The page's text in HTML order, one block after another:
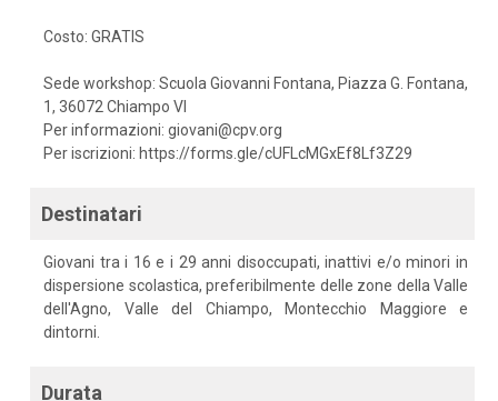
Costo: GRATIS
Sede workshop: Scuola Giovanni Fontana, Piazza G. Fontana,
1, 36072 Chiampo VI
Per informazioni: giovani@cpv.org
Per iscrizioni: https://forms.gle/cUFLcMGxEf8Lf3Z29
Destinatari
Giovani tra i 16 e i 29 anni disoccupati, inattivi e/o minori in
dispersione scolastica, preferibilmente delle zone della Valle
dell'Agno, Valle del Chiampo, Montecchio Maggiore e
dintorni.
Durata